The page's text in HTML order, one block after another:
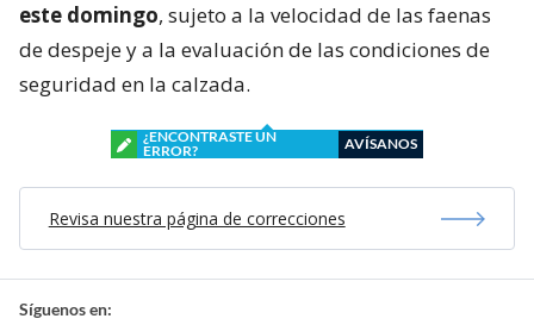
este domingo, sujeto a la velocidad de las faenas
de despeje y a la evaluación de las condiciones de
seguridad en la calzada.
¿ENCONTRASTE UN
ERROR?
AVÍSANOS
Revisa nuestra página de correcciones
Síguenos en: